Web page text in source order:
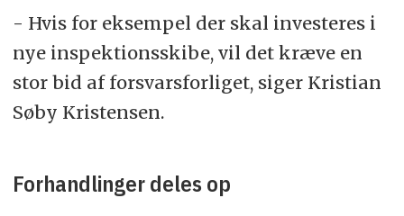
- Hvis for eksempel der skal investeres i
nye inspektionsskibe, vil det kræve en
stor bid af forsvarsforliget, siger Kristian
Søby Kristensen.
Forhandlinger deles op